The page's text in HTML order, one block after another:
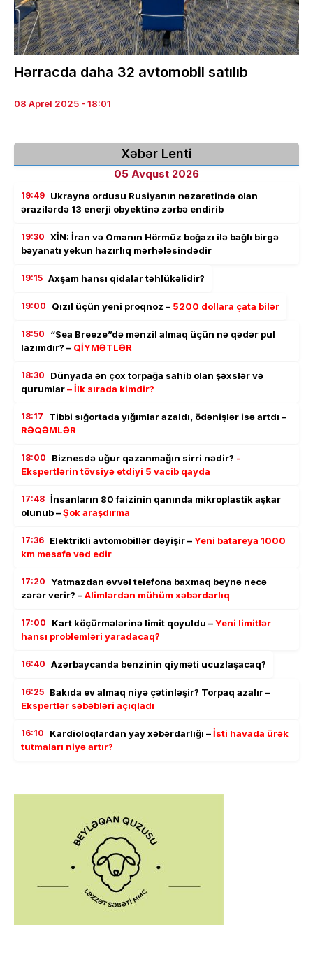
Hərracda daha 32 avtomobil satılıb
08 Aprel 2025 - 18:01
Xəbər Lenti
05 Avqust 2026
19:49 Ukrayna ordusu Rusiyanın nəzarətində olan
ərazilərdə 13 enerji obyektinə zərbə endirib
19:30 XİN: İran və Omanın Hörmüz boğazı ilə bağlı birgə
bəyanatı yekun hazırlıq mərhələsindədir
19:15 Axşam hansı qidalar təhlükəlidir?
19:00 Qızıl üçün yeni proqnoz – 5200 dollara çata bilər
18:50
“Sea Breeze”də mənzil almaq üçün nə qədər pul
lazımdır? – QİYMƏTLƏR
18:30
Dünyada ən çox torpağa sahib olan şəxslər və
qurumlar– İlk sırada kimdir?
18:17
Tibbi sığortada yığımlar azaldı, ödənişlər isə artdı –
RƏQƏMLƏR
18:00 Biznesdə uğur qazanmağın sirri nədir? -
Ekspertlərin tövsiyə etdiyi 5 vacib qayda
17:48 İnsanların 80 faizinin qanında mikroplastik aşkar
olunub –Şok araşdırma
17:36 Elektrikli avtomobillər dəyişir –Yeni batareya 1000
km məsafə vəd edir
17:20 Yatmazdan əvvəl telefona baxmaq beynə necə
zərər verir? –Alimlərdən mühüm xəbərdarlıq
17:00 Kart köçürmələrinə limit qoyuldu –Yeni limitlər
hansı problemləri yaradacaq?
16:40 Azərbaycanda benzinin qiyməti ucuzlaşacaq?
16:25 Bakıda ev almaq niyə çətinləşir? Torpaq azalır –
Ekspertlər səbəbləri açıqladı
16:10 Kardioloqlardan yay xəbərdarlığı –İsti havada ürək
tutmaları niyə artır?